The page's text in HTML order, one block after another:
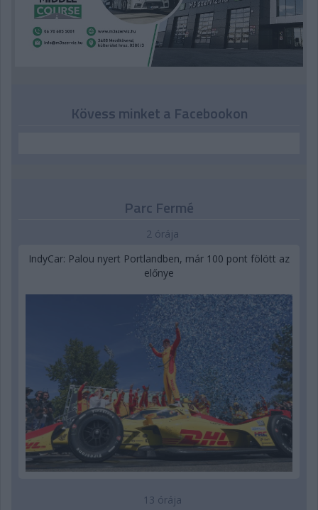
Kövess minket a Facebookon
Parc Fermé
2 órája
IndyCar: Palou nyert Portlandben, már 100 pont fölött az
előnye
13 órája